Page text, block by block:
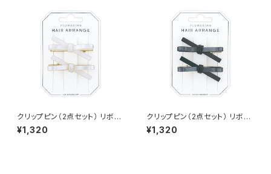
クリップピン（2点セット） リボン
HCP0233-WH（ホワイト）
¥1,320
クリップピン（2点セット） リボン
HCP0233-BK（ブラック）
¥1,320